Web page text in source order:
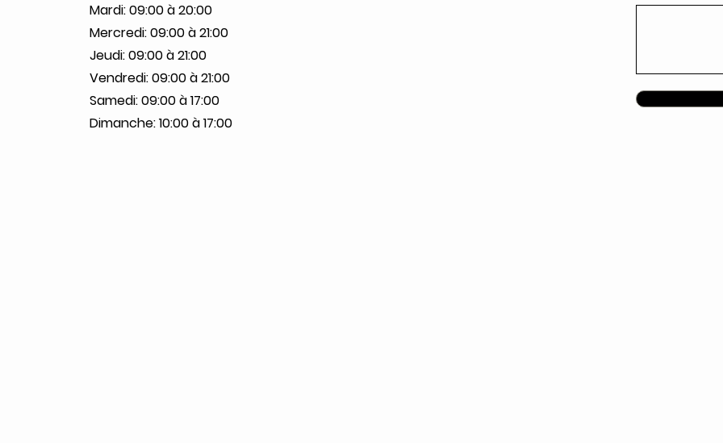
Mardi: 09:00 à 20:00
Mercredi: 09:00 à 21:00
Jeudi: 09:00 à 21:00
Vendredi: 09:00 à 21:00
Samedi: 09:00 à 17:00
Dimanche: 10:00 à 17:00